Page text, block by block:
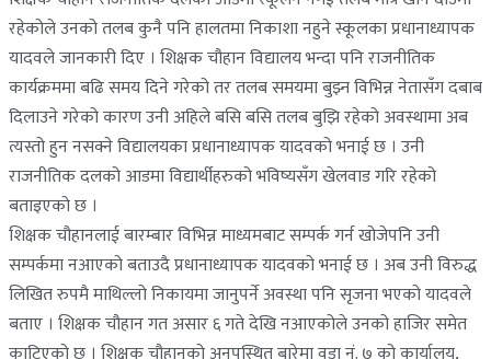
रहेकोले उनको तलब कुनै पनि हालतमा निकाशा नहुने स्कूलका प्रधानाध्यापक
यादवले जानकारी दिए । शिक्षक चौहान विद्यालय भन्दा पनि राजनीतिक
कार्यक्रममा बढि समय दिने गरेको तर तलब समयमा बुझ्न विभिन्न नेतासँग दबाब
दिलाउने गरेको कारण उनी अहिले बसि बसि तलब बुझि रहेको अवस्थामा अब
त्यस्तो हुन नसक्ने विद्यालयका प्रधानाध्यापक यादवको भनाई छ । उनी
राजनीतिक दलको आडमा विद्यार्थीहरुको भविष्यसँग खेलवाड गरि रहेको
बताइएको छ ।
शिक्षक चौहानलाई बारम्बार विभिन्न माध्यमबाट सम्पर्क गर्न खोजेपनि उनी
सम्पर्कमा नआएको बताउदै प्रधानाध्यापक यादवको भनाई छ । अब उनी विरुद्ध
लिखित रुपमै माथिल्लो निकायमा जानुपर्ने अवस्था पनि सृजना भएको यादवले
बताए । शिक्षक चौहान गत असार ६ गते देखि नआएकोले उनको हाजिर समेत